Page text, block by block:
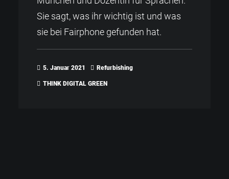
Sie sagt, was ihr wichtig ist und was
sie bei Fairphone gefunden hat.
5. Januar 2021 Refurbishing
THINK DIGITAL GREEN